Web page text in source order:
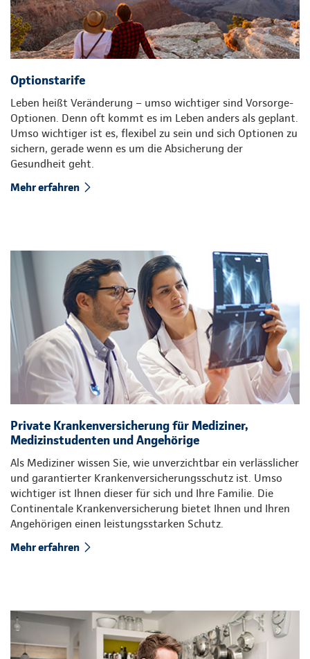
Optionstarife
Leben heißt Veränderung – umso wichtiger sind Vorsorge-
Optionen. Denn oft kommt es im Leben anders als geplant.
Umso wichtiger ist es, flexibel zu sein und sich Optionen zu
sichern, gerade wenn es um die Absicherung der
Gesundheit geht.
Mehr erfahren
Private Krankenversicherung für Mediziner,
Medizinstudenten und Angehörige
Als Mediziner wissen Sie, wie unverzichtbar ein verlässlicher
und garantierter Krankenversicherungsschutz ist. Umso
wichtiger ist Ihnen dieser für sich und Ihre Familie. Die
Continentale Krankenversicherung bietet Ihnen und Ihren
Angehörigen einen leistungsstarken Schutz.
Mehr erfahren